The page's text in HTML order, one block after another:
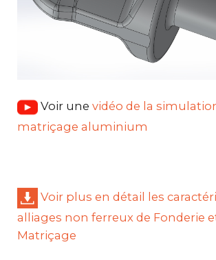
Voir une vidéo de la
matriçage aluminium
Voir plus en détail les
alliages non ferreux de Fonderie
Matriçage